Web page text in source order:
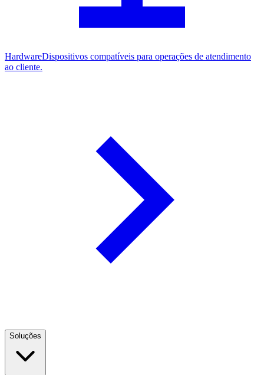
HardwareDispositivos compatíveis para operações de atendimento
ao cliente.
Soluções